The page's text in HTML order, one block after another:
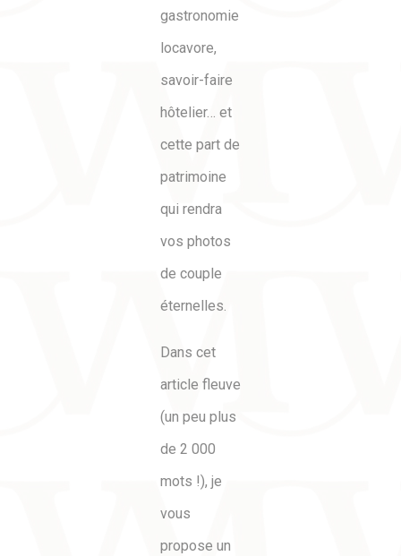
gastronomie
locavore,
savoir-faire
hôtelier… et
cette part de
patrimoine
qui rendra
vos photos
de couple
éternelles.
Dans cet
article fleuve
(un peu plus
de 2 000
mots !), je
vous
propose un